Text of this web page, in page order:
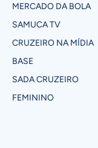
MERCADO DA BOLA
SAMUCA TV
CRUZEIRO NA MÍDIA
BASE
SADA CRUZEIRO
FEMININO